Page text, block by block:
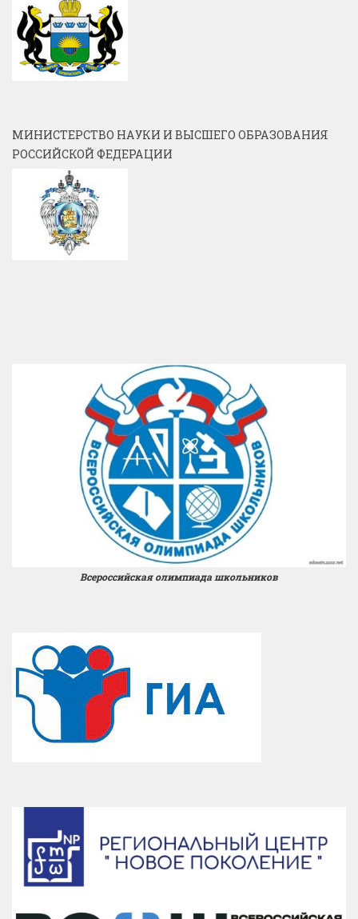
МИНИСТЕРСТВО НАУКИ И ВЫСШЕГО ОБРАЗОВАНИЯ
РОССИЙСКОЙ ФЕДЕРАЦИИ
Всероссийская олимпиада школьников